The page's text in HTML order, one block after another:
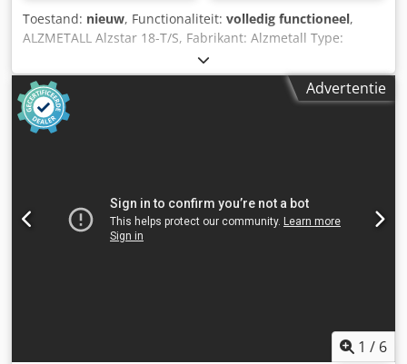
Toestand: nieuw, Functionaliteit: volledig functioneel,
ALZMETALL Alzstar 18-T/S, Fabrikant: Alzmetall Type:
Alzstar 18-T/S Staat: Nieuw / Demonstratiemodel
Boorcapaciteit in staal 60: 18 mm, Schroefdraad snijden in
staal 60: M 12, Schroefdraad snijden in gietijzer 20: M 14,
Korte spindel: MK 2, Spindelsnelheid: 225-4.300
toeren/min., Spindel slag: 80 mm, Overhang: 190 mm,
machine tafel min./max.: 75/357 mm, Machine basisplaat -
bruikbaar oppervlak: 300x240 mm, Aantal T-gleuven -
breedte - afstand: 2 x 12 x 80 mm, Afstand spindel-
Advertentie
1 / 6